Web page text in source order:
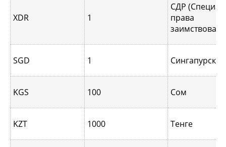
XDR 1
СДР
права
SGD 1
KGS 100 Сом
KZT 1000 Тенге